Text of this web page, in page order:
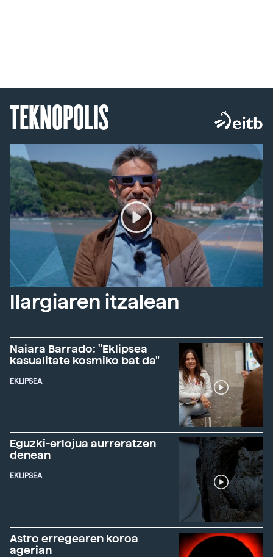
TEKNOPOLIS
Ilargiaren itzalean
Naiara Barrado: "Eklipsea
kasualitate kosmiko bat da"
EKLIPSEA
Eguzki-erlojua aurreratzen
denean
EKLIPSEA
Astro erregearen koroa
agerian